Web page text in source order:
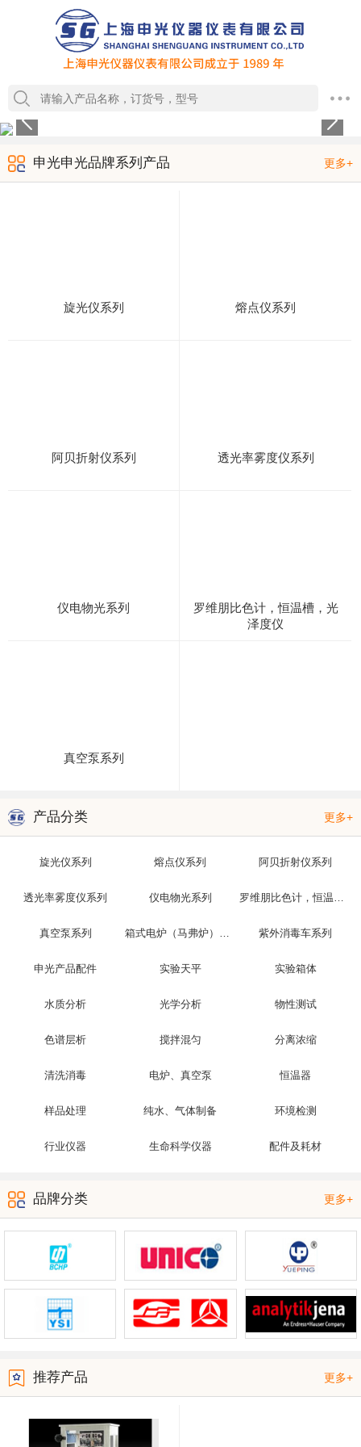
申光申光品牌系列产品 更多+
旋光仪系列 熔点仪系列
阿贝折射仪系列 透光率雾度仪系列
仪电物光系列
罗维朋比色计，恒温槽，光
泽度仪
真空泵系列
产品分类 更多+
旋光仪系列 熔点仪系列 阿贝折射仪系列
透光率雾度仪系列 仪电物光系列 罗维朋比色计，恒温槽，光泽度仪
真空泵系列 箱式电炉（马弗炉）系列 紫外消毒车系列
申光产品配件 实验天平 实验箱体
水质分析 光学分析 物性测试
色谱层析 搅拌混匀 分离浓缩
清洗消毒 电炉、真空泵 恒温器
样品处理 纯水、气体制备 环境检测
行业仪器 生命科学仪器 配件及耗材
品牌分类 更多+
推荐产品 更多+